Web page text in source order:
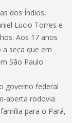
dos Índios,
Lucio Torres e
Aos 17 anos
a seca que em
São Paulo
governo federal
aberta rodovia
para o Pará,